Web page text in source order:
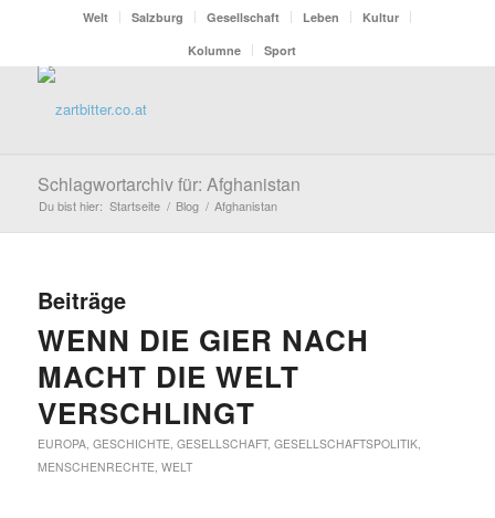
Welt Salzburg Gesellschaft Leben
Kultur
Kolumne
Sport
Schlagwortarchiv für: Afghanistan
Du bist hier: Startseite / Blog / Afghanistan
Beiträge
WENN DIE GIER NACH
MACHT DIE WELT
VERSCHLINGT
EUROPA, GESCHICHTE, GESELLSCHAFT, GESELLSCHAFTSPOLITIK,
MENSCHENRECHTE, WELT